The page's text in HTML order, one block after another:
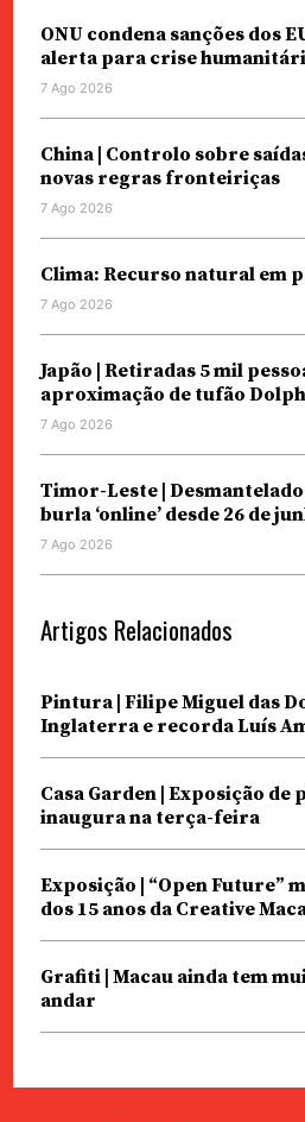
ONU condena sanções dos
alerta para crise
7 Ago 2026
China | Controlo sobre
novas regras fronteiriças
7 Ago 2026
Clima: Recurso natural em
7 Ago 2026
Japão | Retiradas 5 mil
aproximação de tufão
7 Ago 2026
Timor-Leste |
burla ‘online’ desde 26 de
7 Ago 2026
Artigos Relacionados
Pintura | Filipe Miguel das
Inglaterra e recorda Luís
Casa Garden | Exposição de
inaugura na terça-feira
Exposição | “Open Future”
dos 15 anos da Creative
Grafiti | Macau ainda tem
andar